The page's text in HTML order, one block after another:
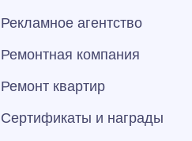
Рекламное агентство
Ремонтная компания
Ремонт квартир
Сертификаты и награды